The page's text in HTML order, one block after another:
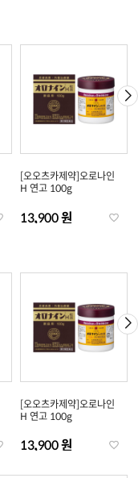
[오오츠카제약]오로나인
H 연고 100g
13,900 원
[오오츠카제약]오로나인
H 연고 100g
13,900 원